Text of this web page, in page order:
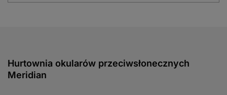
Hurtownia okularów przeciwsłonecznych
Meridian